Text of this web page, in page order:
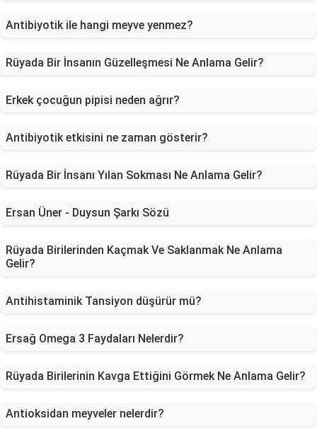
Antibiyotik ile hangi meyve yenmez?
Rüyada Bir İnsanın Güzelleşmesi Ne Anlama Gelir?
Erkek çocuğun pipisi neden ağrır?
Antibiyotik etkisini ne zaman gösterir?
Rüyada Bir İnsanı Yılan Sokması Ne Anlama Gelir?
Ersan Üner - Duysun Şarkı Sözü
Rüyada Birilerinden Kaçmak Ve Saklanmak Ne Anlama
Gelir?
Antihistaminik Tansiyon düşürür mü?
Ersağ Omega 3 Faydaları Nelerdir?
Rüyada Birilerinin Kavga Ettiğini Görmek Ne Anlama Gelir?
Antioksidan meyveler nelerdir?